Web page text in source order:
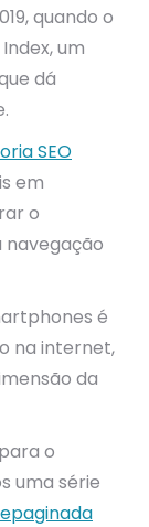
quando o
um
dá
SEO
em
o
navegação
é
na internet,
da
o
uma série